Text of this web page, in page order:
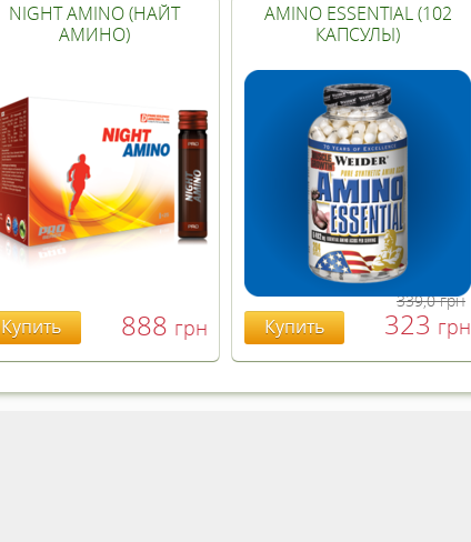
NIGHT AMINO (НАЙТ
АМИНО)
Купить 888 грн
AMINO ESSENTIAL (102
КАПСУЛЫ)
Купить
339,0грн
323 грн